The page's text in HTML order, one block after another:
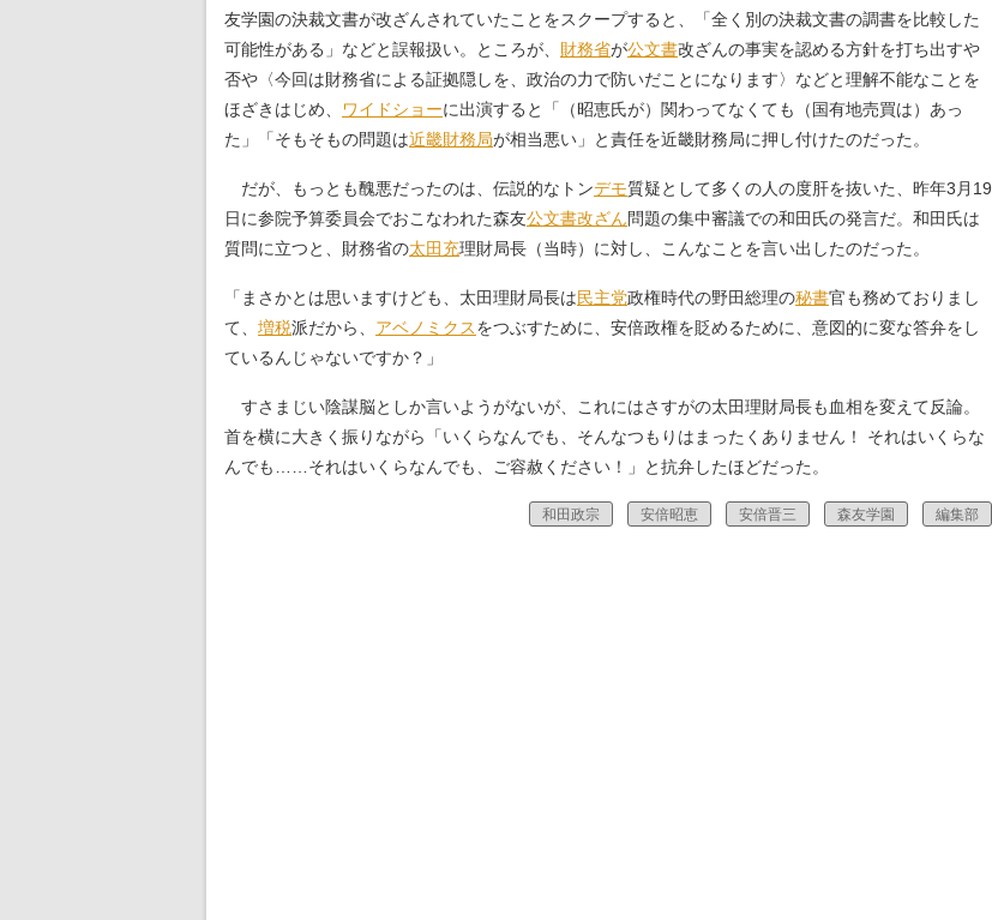
友学園の決裁文書が改ざんされていたことをスクープすると、「全く別の決裁文書の調書を比較した
可能性がある」などと誤報扱い。ところが、 財務省が公文書改ざんの事実を認める方針を打ち出すや
否や〈今回は財務省による証拠隠しを、政治の力で防いだことになります〉などと理解不能なことを
ほざきはじめ、 ワイドショーに出演すると「（昭恵氏が）関わってなくても（国有地売買は）あっ
た」「そもそもの問題は近畿財務局が相当悪い」と責任を近畿財務局に押し付けたのだった。
だが、もっとも醜悪だったのは、伝説的なトンデモ質疑として多くの人の度肝を抜いた、昨年3月19
日に参院予算委員会でおこなわれた森友公文書改ざん問題の集中審議での和田氏の発言だ。和田氏は
質問に立つと、財務省の太田充理財局長（当時）に対し、こんなことを言い出したのだった。
「まさかとは思いますけども、太田理財局長は民主党政権時代の野田総理の秘書官も務めておりまし
て、 増税派だから、 アベノミクスをつぶすために、安倍政権を貶めるために、意図的に変な答弁をし
ているんじゃないですか？」
すさまじい陰謀脳としか言いようがないが、これにはさすがの太田理財局長も血相を変えて反論。
首を横に大きく振りながら「いくらなんでも、そんなつもりはまったくありません！ それはいくらな
んでも……それはいくらなんでも、ご容赦ください！」と抗弁したほどだった。
和田政宗 安倍昭恵 安倍晋三 森友学園 編集部